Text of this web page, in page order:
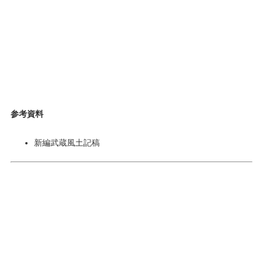
参考資料
新編武蔵風土記稿